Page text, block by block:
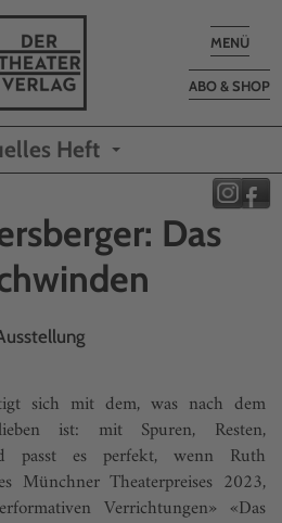
Toggle
MENÜ
ABO & SHOP
Heft
Das
sich mit dem, was nach dem
ist: mit Spuren, Resten,
passt es perfekt, wenn Ruth
Münchner Theaterpreises 2023,
Verrichtungen» «Das